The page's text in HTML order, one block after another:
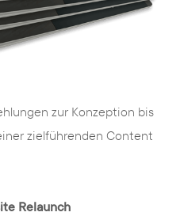
auf dem PC
zur Konzeption bis
zielführenden Content
Relaunch